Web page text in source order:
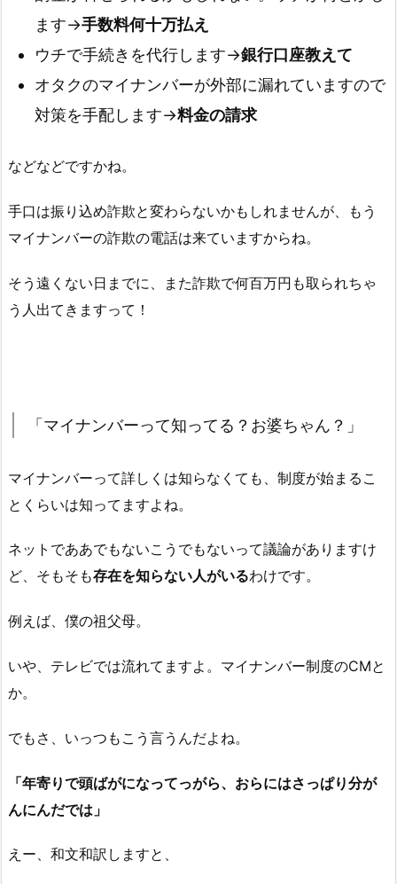
ます→手数料何十万払え
ウチで手続きを代行します→銀行口座教えて
オタクのマイナンバーが外部に漏れていますので
対策を手配します→料金の請求
などなどですかね。
手口は振り込め詐欺と変わらないかもしれませんが、もう
マイナンバーの詐欺の電話は来ていますからね。
そう遠くない日までに、また詐欺で何百万円も取られちゃ
う人出てきますって！
「マイナンバーって知ってる？お婆ちゃん？」
マイナンバーって詳しくは知らなくても、制度が始まるこ
とくらいは知ってますよね。
ネットでああでもないこうでもないって議論がありますけ
ど、そもそも存在を知らない人がいるわけです。
例えば、僕の祖父母。
いや、テレビでは流れてますよ。マイナンバー制度のCMと
か。
でもさ、いっつもこう言うんだよね。
「年寄りで頭ばがになってっがら、おらにはさっぱり分が
んにんだでは」
えー、和文和訳しますと、